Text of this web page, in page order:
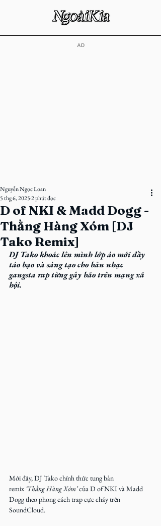
​AD
D of NKI & Madd Dogg -
Thằng Hàng Xóm [DJ
Tako Remix]
Nguyễn Ngọc Loan
5 thg 6, 20252 phút đọc
DJ Tako khoác lên mình lớp áo mới đầy
táo bạo và sáng tạo cho bản nhạc
gangsta rap từng gây bão trên mạng xã
hội.
Mới đây, DJ Tako chính thức tung bản
remix ‘Thằng Hàng Xóm’ của D of NKI và Madd
Dogg theo phong cách trap cực cháy trên
SoundCloud.